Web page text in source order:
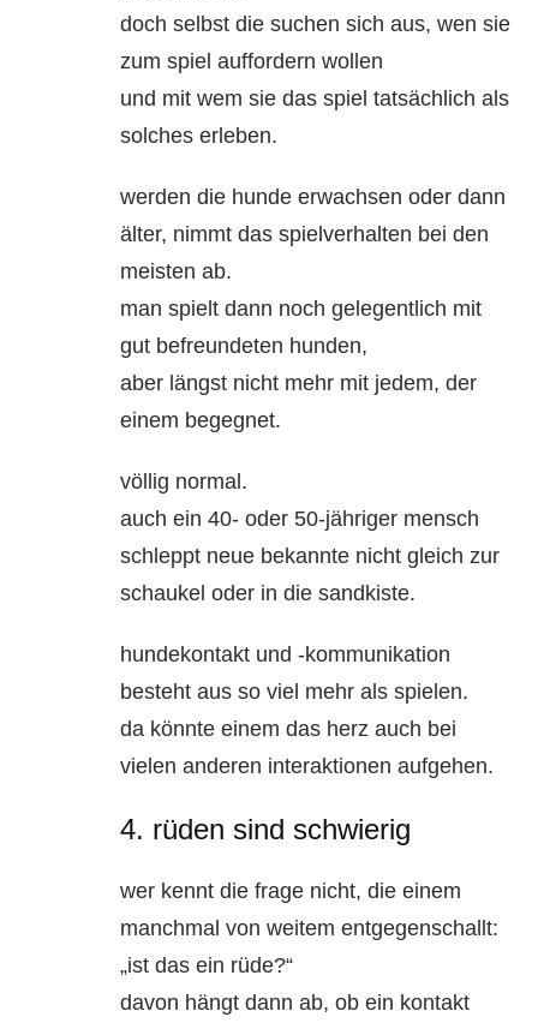
doch selbst die suchen sich aus, wen sie
zum spiel auffordern wollen
und mit wem sie das spiel tatsächlich als
solches erleben.
werden die hunde erwachsen oder dann
älter, nimmt das spielverhalten bei den
meisten ab.
man spielt dann noch gelegentlich mit
gut befreundeten hunden,
aber längst nicht mehr mit jedem, der
einem begegnet.
völlig normal.
auch ein 40- oder 50-jähriger mensch
schleppt neue bekannte nicht gleich zur
schaukel oder in die sandkiste.
hundekontakt und -kommunikation
besteht aus so viel mehr als spielen.
da könnte einem das herz auch bei
vielen anderen interaktionen aufgehen.
4. rüden sind schwierig
wer kennt die frage nicht, die einem
manchmal von weitem entgegenschallt:
„ist das ein rüde?“
davon hängt dann ab, ob ein kontakt